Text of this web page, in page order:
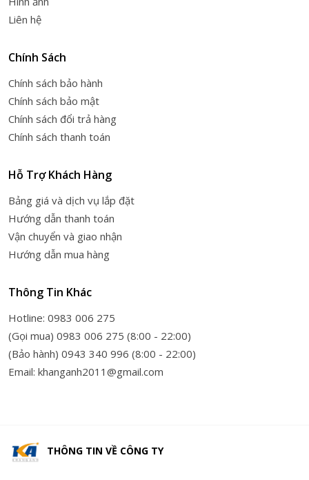
Liên hệ
Chính Sách
Chính sách bảo hành
Chính sách bảo mật
Chính sách đổi trả hàng
Chính sách thanh toán
Hỗ Trợ Khách Hàng
Bảng giá và dịch vụ lắp đặt
Hướng dẫn thanh toán
Vận chuyển và giao nhận
Hướng dẫn mua hàng
Thông Tin Khác
Hotline: 0983 006 275
(Gọi mua) 0983 006 275 (8:00 - 22:00)
(Bảo hành) 0943 340 996 (8:00 - 22:00)
Email: khanganh2011@gmail.com
THÔNG TIN VỀ CÔNG TY